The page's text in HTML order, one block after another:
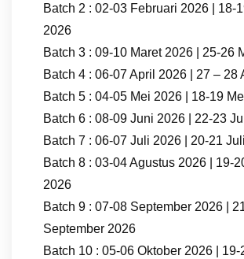
Batch 2 : 02-03 Februari 2026 | 18-
2026
Batch 3 : 09-10 Maret 2026 | 25-26
Batch 4 : 06-07 April 2026 | 27 – 28
Batch 5 : 04-05 Mei 2026 | 18-19
Batch 6 : 08-09 Juni 2026 | 22-23
Batch 7 : 06-07 Juli 2026 | 20-21
Batch 8 : 03-04 Agustus 2026 | 19-
2026
Batch 9 : 07-08 September 2026 |
September 2026
Batch 10 : 05-06 Oktober 2026 | 19-